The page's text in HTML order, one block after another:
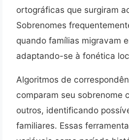
ortográficas que surgiram
Sobrenomes
quando famílias migravam
adaptando-se à fonética
Algoritmos de
comparam seu sobrenome
outros, identificando
familiares. Essas